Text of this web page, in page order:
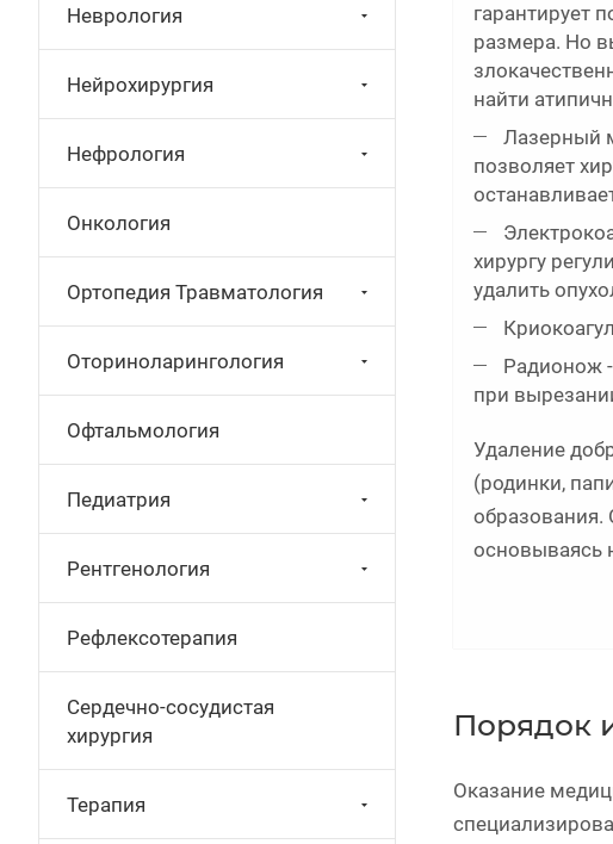
гарантирует
размера. Но
найти
Лазерный
позволяет
хирургу
удалить
Радионож
при
Удаление
(родинки,
образования.
основываясь
Порядок
Оказание
Неврология
Нейрохирургия
Нефрология
Онкология
Ортопедия Травматология
Оториноларингология
Офтальмология
Педиатрия
Рентгенология
Рефлексотерапия
Сердечно-сосудистая
хирургия
Терапия